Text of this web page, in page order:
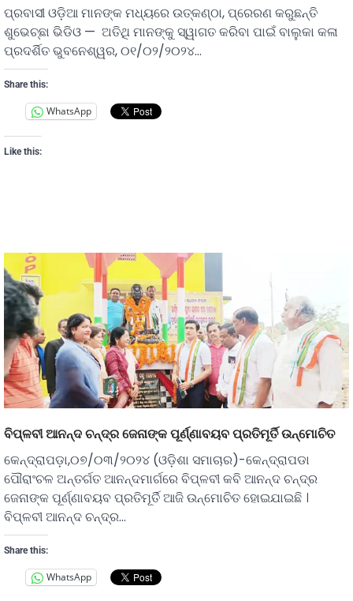
ପ୍ରବାସୀ ଓଡ଼ିଆ ମାନଙ୍କ ମଧ୍ୟରେ ଉତ୍କଣ୍ଠା, ପ୍ରେରଣ କରୁଛନ୍ତି
ଶୁଭେଚ୍ଛା ଭିଡିଓ — ଅତିଥି ମାନଙ୍କୁ ସ୍ୱାଗତ କରିବା ପାଇଁ ବାଲୁକା କଳା
ପ୍ରଦର୍ଶିତ ଭୁବନେଶ୍ୱର, ୦୧/୦୨/୨୦୨୪…
Share this:
WhatsApp
Like this:
ବିପ୍ଳବୀ ଆନନ୍ଦ ଚନ୍ଦ୍ର ଜେନାଙ୍କ ପୂର୍ଣ୍ଣାବୟବ ପ୍ରତିମୂର୍ତି ଉନ୍ମୋଚିତ
କେନ୍ଦ୍ରାପଡ଼ା,୦୭/୦୩/୨୦୨୪ (ଓଡ଼ିଶା ସମାଚାର)-କେନ୍ଦ୍ରାପଡା
ପୌରାଂଚଳ ଅନ୍ତର୍ଗତ ଆନନ୍ଦମାର୍ଗରେ ବିପ୍ଳବୀ କବି ଆନନ୍ଦ ଚନ୍ଦ୍ର
ଜେନାଙ୍କ ପୂର୍ଣ୍ଣାବୟବ ପ୍ରତିମୂର୍ତି ଆଜି ଉନ୍ମୋଚିତ ହୋଇଯାଇଛି ।
ବିପ୍ଳବୀ ଆନନ୍ଦ ଚନ୍ଦ୍ର…
Share this:
WhatsApp